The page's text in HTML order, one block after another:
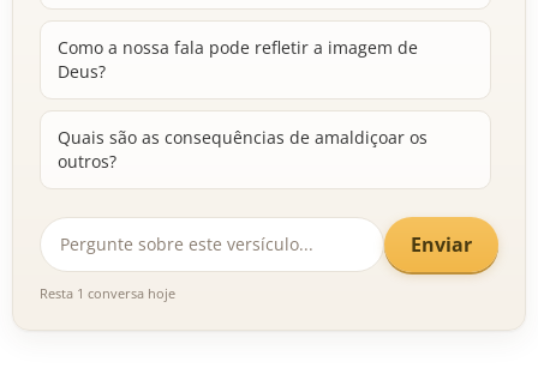
Como a nossa fala pode refletir a imagem de
Deus?
Quais são as consequências de amaldiçoar os
outros?
Enviar
Resta 1 conversa hoje